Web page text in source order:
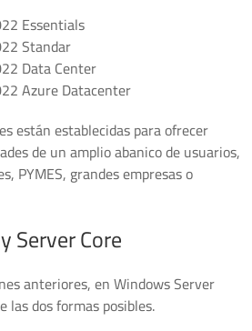
Essentials
Standar
Data Center
Azure Datacenter
están establecidas para ofrecer
de un amplio abanico de usuarios,
PYMES, grandes empresas o
Server Core
anteriores, en Windows Server
dos formas posibles.